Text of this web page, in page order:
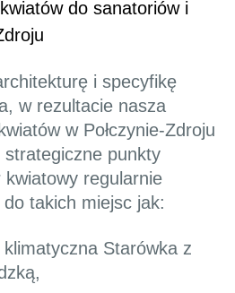
do sanatoriów i
i specyfikę
w rezultacie nasza
w Połczynie-Zdroju
punkty
regularnie
takich miejsc jak:
Starówka z